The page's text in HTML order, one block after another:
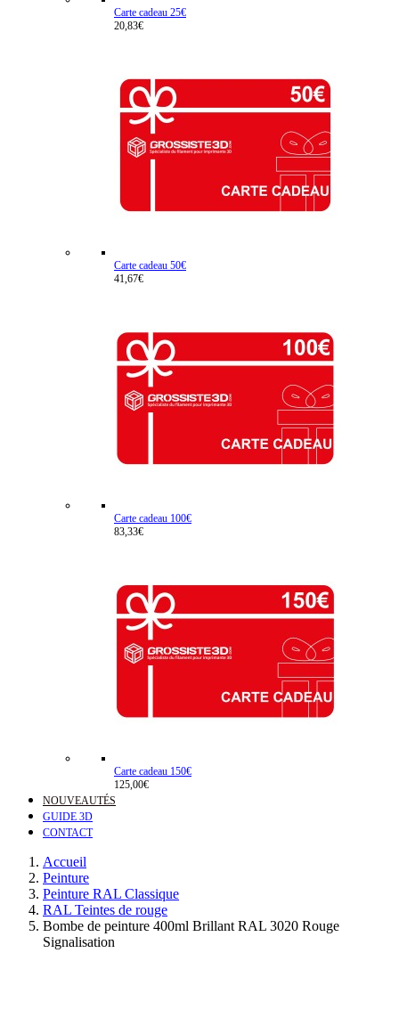
Carte cadeau 25€
20,83€
Carte cadeau 50€
41,67€
Carte cadeau 100€
83,33€
Carte cadeau 150€
125,00€
NOUVEAUTÉS
GUIDE 3D
CONTACT
Accueil
Peinture
Peinture RAL Classique
RAL Teintes de rouge
Bombe de peinture 400ml Brillant RAL 3020 Rouge
Signalisation